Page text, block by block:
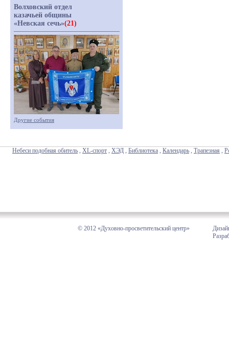
Волховский отдел
казачьей общины
«Невская сечь»(21)
Другие события
Небеси подобная обитель , XL-спорт , ХЭД , Библиотека , Календарь , Трапезная ,
© 2012 «Духовно-просветительский центр»